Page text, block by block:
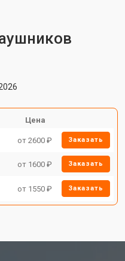
Цена
от 2600 ₽ Заказать
от 1600 ₽ Заказать
от 1550 ₽ Заказать